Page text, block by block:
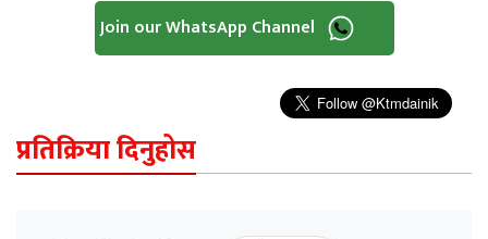
Join our WhatsApp Channel
प्रतिक्रिया दिनुहोस